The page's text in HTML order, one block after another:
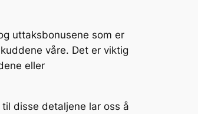
uttaksbonusene som er
våre. Det er viktig
eller
disse detaljene lar oss å